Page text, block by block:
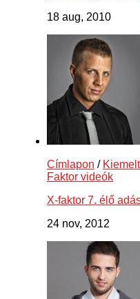
18 aug, 2010
Címlapon /
Faktor videók
X-faktor 7. élő
24 nov, 2012